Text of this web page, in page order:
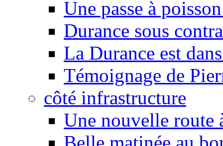
Une passe à
Durance sous
La Durance est
Témoignage de
côté infrastructure
Une nouvelle route